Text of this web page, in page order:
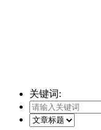
关键词: